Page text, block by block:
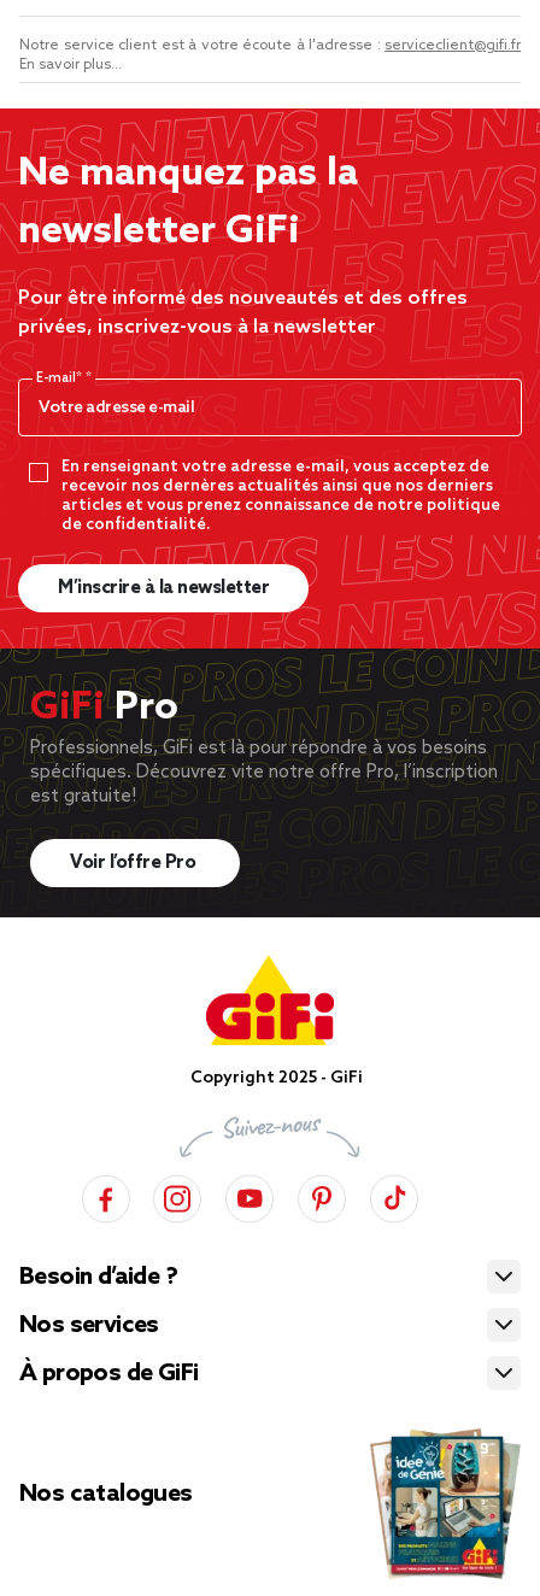
Notre service client est à votre écoute à l'adresse : serviceclient@gifi.fr
En savoir plus...
Ne manquez pas la
newsletter GiFi
Pour être informé des nouveautés et des offres
privées, inscrivez-vous à la newsletter
E-mail*
En renseignant votre adresse e-mail, vous acceptez de
recevoir nos dernères actualités ainsi que nos derniers
articles et vous prenez connaissance de notre politique
de confidentialité.
M’inscrire à la newsletter
GiFiPro
Professionnels, GiFi est là pour répondre à vos besoins
spécifiques. Découvrez vite notre offre Pro, l’inscription
est gratuite!
Voir l’offre Pro
Copyright 2025 - GiFi
Besoin d’aide ?
Nos services
À propos de GiFi
Nos catalogues